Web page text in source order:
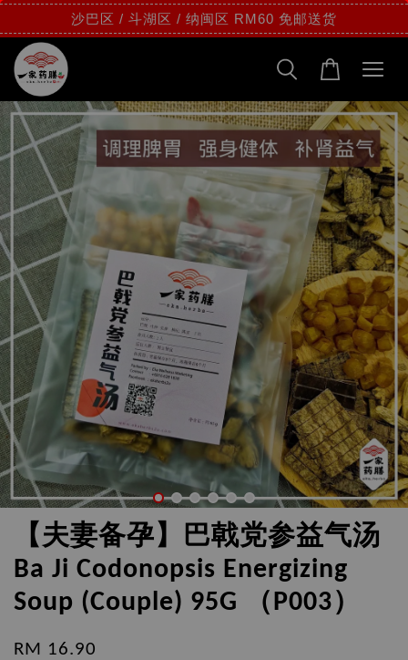
沙巴区 / 斗湖区 / 纳闽区 RM60 免邮送货
【夫妻备孕】巴戟党参益气汤
Ba Ji Codonopsis Energizing
Soup (Couple) 95G （P003）
RM 16.90